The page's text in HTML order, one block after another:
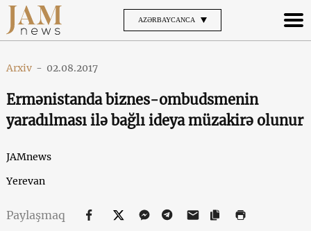
AZƏRBAYCANCA
Arxiv - 02.08.2017
Ermənistanda biznes-ombudsmenin
yaradılması ilə bağlı ideya müzakirə olunur
JAMnews
Yerevan
Paylaşmaq